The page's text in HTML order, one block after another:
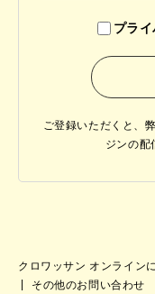
プラ
ご登録いただくと、
ジンの配
クロワッサン オンライン
その他のお問い合わせ